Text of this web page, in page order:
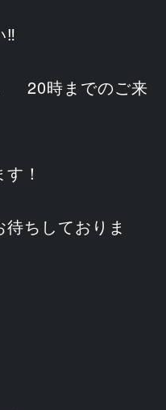
‼
20時までのご来
！
ちしておりま